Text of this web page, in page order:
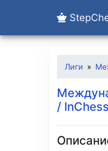
Лиги
/ InChess